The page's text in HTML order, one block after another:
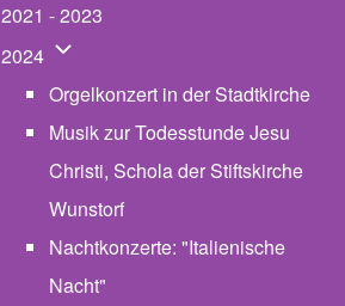
2021 - 2023
2024 Unternavigation von 2024
Orgelkonzert in der Stadtkirche
Musik zur Todesstunde Jesu
Christi, Schola der Stiftskirche
Wunstorf
Nachtkonzerte: "Italienische
Nacht"